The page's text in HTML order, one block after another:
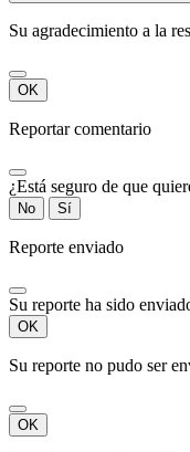
Su agradecimiento a la
OK
Reportar comentario
¿Está seguro de que
No Sí
Reporte enviado
Su reporte ha sido
OK
Su reporte no pudo ser
OK